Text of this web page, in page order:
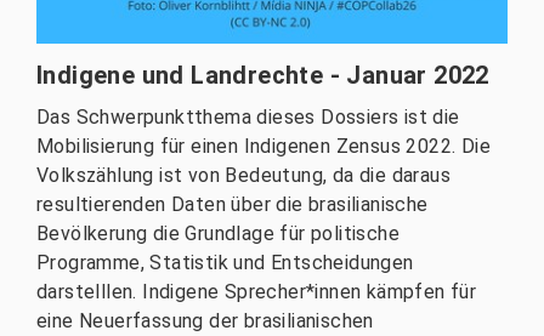
Indigene und Landrechte - Januar 2022
Das Schwerpunktthema dieses Dossiers ist die
Mobilisierung für einen Indigenen Zensus 2022. Die
Volkszählung ist von Bedeutung, da die daraus
resultierenden Daten über die brasilianische
Bevölkerung die Grundlage für politische
Programme, Statistik und Entscheidungen
darstelllen. Indigene Sprecher*innen kämpfen für
eine Neuerfassung der brasilianischen